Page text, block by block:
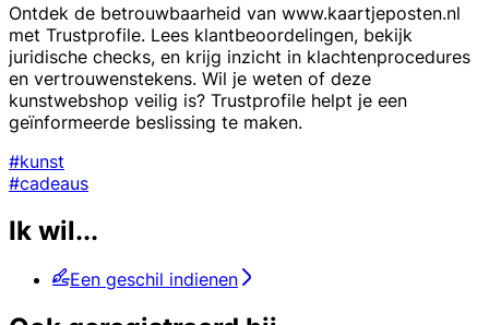
Ontdek de betrouwbaarheid van www.kaartjeposten.nl
met Trustprofile. Lees klantbeoordelingen, bekijk
juridische checks, en krijg inzicht in klachtenprocedures
en vertrouwenstekens. Wil je weten of deze
kunstwebshop veilig is? Trustprofile helpt je een
geïnformeerde beslissing te maken.
#kunst
#cadeaus
Ik wil...
Een geschil indienen